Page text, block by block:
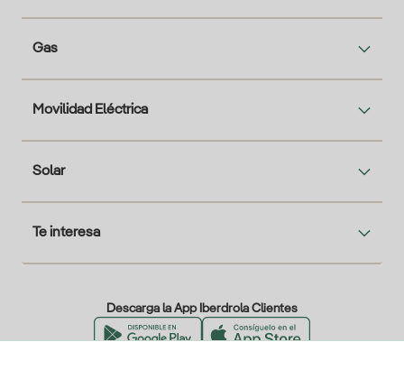
Gas
Movilidad Eléctrica
Solar
Te interesa
Descarga la App Iberdrola Clientes